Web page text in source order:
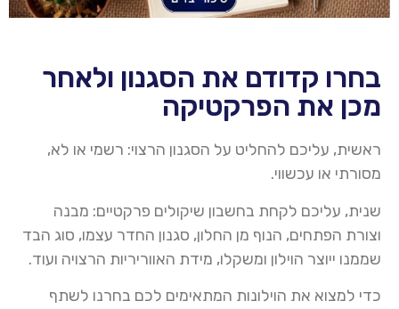
בחרו קדודם את הסגנון ולאחר
מכן את הפרקטיקה
ראשית, עליכם להחליט על הסגנון הרצוי: רשמי או לא,
מסורתי או עכשווי.
שנית, עליכם לקחת בחשבון שיקולים פרקטיים: מבנה
וצורת הפתחים, הנוף מן החלון, סגנון החדר עצמו, סוג הבד
שממנו ייוצר הוילון ומשקלו, מידת האווריריות הרצויה ועוד.
כדי למצוא את הוילונות המתאימים לכם בחרנו לשתף